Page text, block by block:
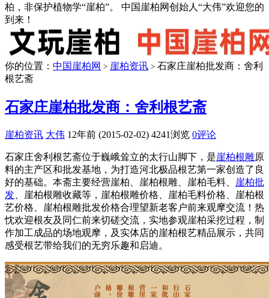
柏，非保护植物学“崖柏”。 中国崖柏网创始人“大伟”欢迎您的
到来！
你的位置： 中国崖柏网 > 崖柏资讯 > 石家庄崖柏批发商：舍利
根艺斋
石家庄崖柏批发商：舍利根艺斋
崖柏资讯 大伟 12年前 (2015-02-02) 4241浏览 0评论
石家庄舍利根艺斋位于巍峨耸立的太行山脚下，是崖柏根雕原
料的主产区和批发基地，为打造河北极品根艺第一家创造了良
好的基础。本斋主要经营崖柏、崖柏根雕、崖柏毛料、
崖柏批
发 、崖柏根雕收藏等，崖柏根雕价格、崖柏毛料价格、崖柏根
艺价格、崖柏根雕批发价格合理望新老客户前来观摩交流！热
忱欢迎根友及同仁前来切磋交流，实地参观崖柏采挖过程，制
作加工成品的场地观摩，及实体店的崖柏根艺精品展示，共同
感受根艺带给我们的无穷乐趣和启迪。